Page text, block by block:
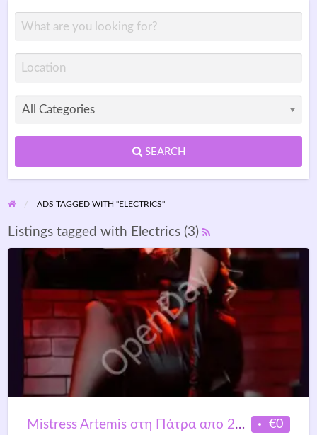
SEARCH
ADS TAGGED WITH "ELECTRICS"
Listings tagged with Electrics (3)
€0
Mistress Artemis στη Πάτρα απο 27 – 30 Ιούλιου (σε δικό μου χώρο)